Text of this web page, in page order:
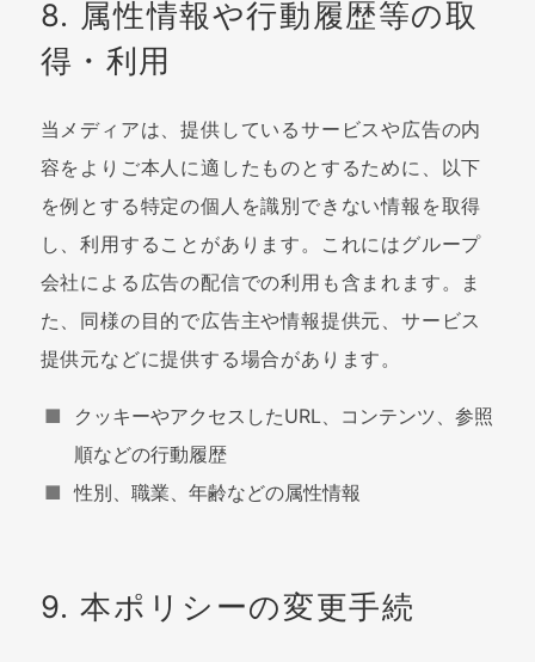
8. 属性情報や行動履歴等の取
得・利用
当メディアは、提供しているサービスや広告の内
容をよりご本人に適したものとするために、以下
を例とする特定の個人を識別できない情報を取得
し、利用することがあります。これにはグループ
会社による広告の配信での利用も含まれます。ま
た、同様の目的で広告主や情報提供元、サービス
提供元などに提供する場合があります。
クッキーやアクセスしたURL、コンテンツ、参照
順などの行動履歴
性別、職業、年齢などの属性情報
9. 本ポリシーの変更手続